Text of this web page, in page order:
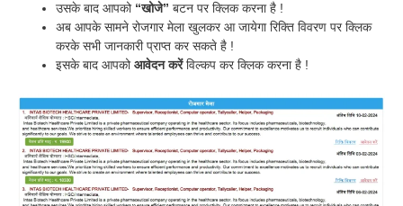
उसके बाद आपको “खोजे” बटन पर क्लिक करना है !
अब आपके सामने रोजगार मेला खुलकर आ जायेगा रिक्ति विवरण पर क्लिक
करके सभी जानकारी प्राप्त कर सकते है !
इसके बाद आपकोआवेदन करेंविल्कप कर क्लिक करना है !